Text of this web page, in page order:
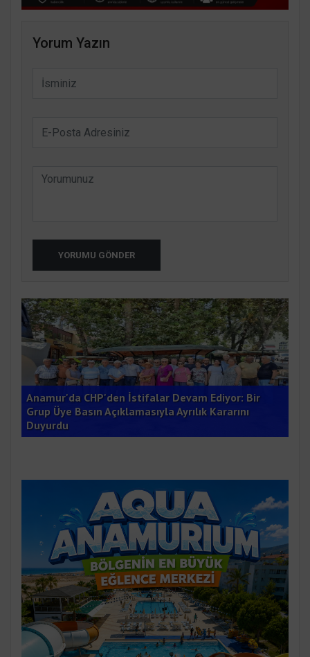
Yorum Yazın
YORUMU GÖNDER
Anamur'da CHP'den İstifalar Devam Ediyor: Bir
Grup Üye Basın Açıklamasıyla Ayrılık Kararını
Duyurdu